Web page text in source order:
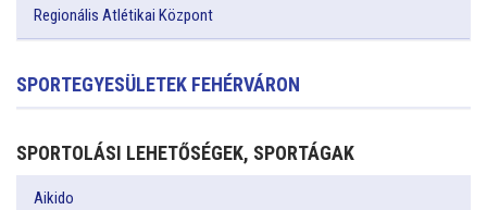
Regionális Atlétikai Központ
SPORTEGYESÜLETEK FEHÉRVÁRON
SPORTOLÁSI LEHETŐSÉGEK, SPORTÁGAK
Aikido